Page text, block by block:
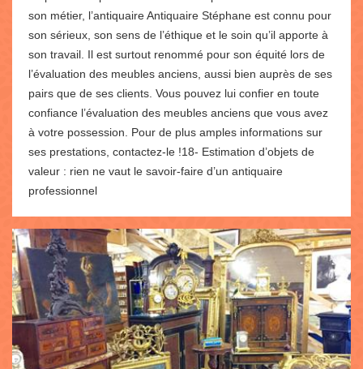
son métier, l’antiquaire Antiquaire Stéphane est connu pour
son sérieux, son sens de l’éthique et le soin qu’il apporte à
son travail. Il est surtout renommé pour son équité lors de
l’évaluation des meubles anciens, aussi bien auprès de ses
pairs que de ses clients. Vous pouvez lui confier en toute
confiance l’évaluation des meubles anciens que vous avez
à votre possession. Pour de plus amples informations sur
ses prestations, contactez-le !18- Estimation d’objets de
valeur : rien ne vaut le savoir-faire d’un antiquaire
professionnel